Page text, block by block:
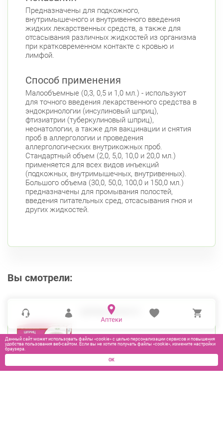
Приморский район
пр. Королёва, д. 61 Круглосуточно
Комендантский пр.
Коломяжский пр. 26 (Аллея Поликарпова, д.
Богатырский пр., д. 28 Круглосуточно
Пионерская Комендантский пр.
Фрунзенский район
Дунайский пр., д. 34/16 Круглосуточно
Дунайская
Предназначены для подкожного,
внутримышечного и внутривенного введения
жидких лекарственных средств, а также для
отсасывания различных жидкостей из организма
при кратковременном контакте с кровью и
лимфой.
Способ применения
Малообъемные (0,3, 0,5 и 1,0 мл.) - используют
для точного введения лекарственного средства в
эндокринологии (инсулиновый шприц),
фтизиатрии (туберкулиновый шприц),
неонатологии, а также для вакцинации и снятия
проб в аллергологии и проведения
аллергологических внутрикожных проб.
Стандартный объем (2,0, 5,0, 10,0 и 20,0 мл.)
применяется для всех видов инъекций
(подкожных, внутримышечных, внутривенных).
Большого объема (30,0, 50,0, 100,0 и 150,0 мл.)
предназначены для промывания полостей,
введения питательных сред, отсасывания гноя и
других жидкостей.
Вы смотрели:
ШПРИЦ 5МЛ №10
275₽
Данный сайт может использовать файлы «cookie» с целью персонализации сервисов и повышения
удобства пользования веб-сайтом. Если вы не хотите получать файлы «cookie», измените настройки
браузера.
ОК